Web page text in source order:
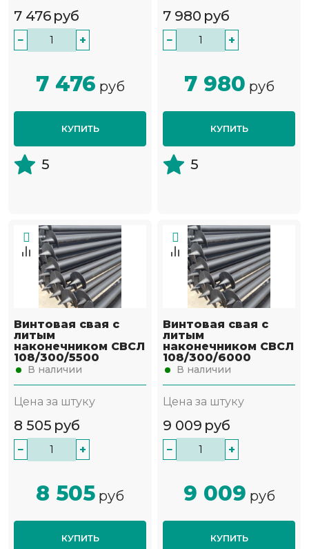
7 476 руб
− +
7 476 руб
КУПИТЬ
5
7 980 руб
− +
7 980 руб
КУПИТЬ
5
Винтовая свая с
литым
наконечником СВСЛ
108/300/5500
В наличии
Цена за штуку
8 505 руб
− +
8 505 руб
КУПИТЬ
Винтовая свая с
литым
наконечником СВСЛ
108/300/6000
В наличии
Цена за штуку
9 009 руб
− +
9 009 руб
КУПИТЬ